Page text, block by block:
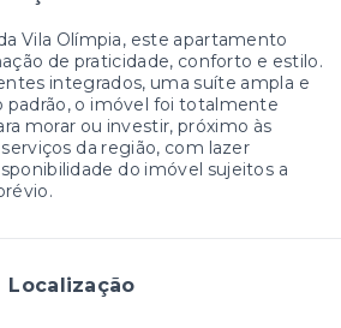
Vila Olímpia, este apartamento
de praticidade, conforto e estilo.
integrados, uma suíte ampla e
padrão, o imóvel foi totalmente
morar ou investir, próximo às
da região, com lazer
do imóvel sujeitos a
Localização